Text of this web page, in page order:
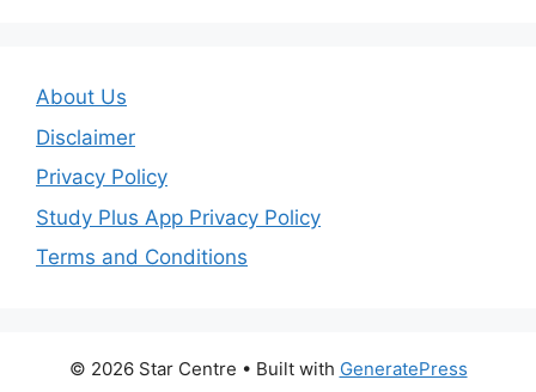
About Us
Disclaimer
Privacy Policy
Study Plus App Privacy Policy
Terms and Conditions
© 2026 Star Centre • Built with GeneratePress